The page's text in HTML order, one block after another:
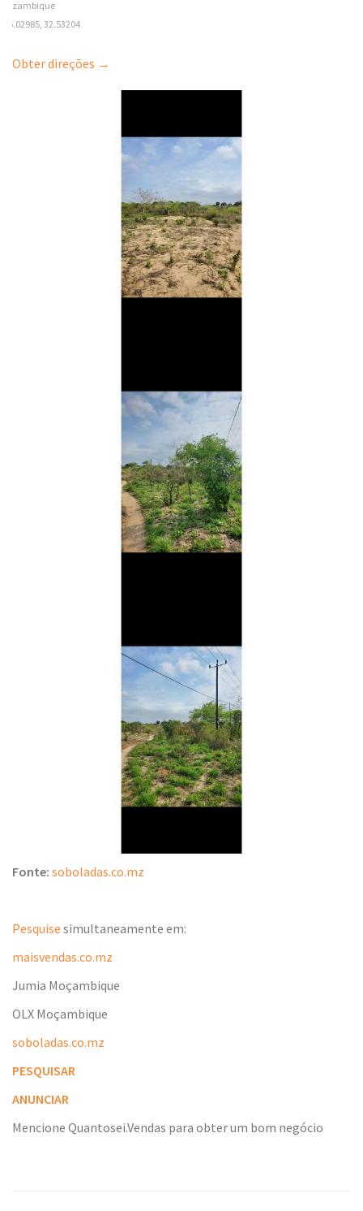
Mozambique
-26.02985, 32.53204
Obter direções →
Fonte: soboladas.co.mz
Pesquise simultaneamente em:
maisvendas.co.mz
Jumia Moçambique
OLX Moçambique
soboladas.co.mz
PESQUISAR
ANUNCIAR
Mencione Quantosei.Vendas para obter um bom negócio